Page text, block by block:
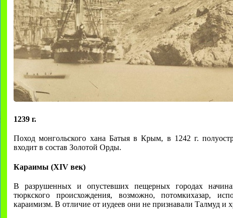
1239 г.
Поход монгольского хана Батыя в Крым, в 1242 г.
входит в состав Золотой Орды.
Караимы (XIV век)
В разрушенных и опустевших пещерных городах
тюркского происхождения, возможно, потомкихазар,
караимизм. В отличие от иудеев они не признавали Талмуд и